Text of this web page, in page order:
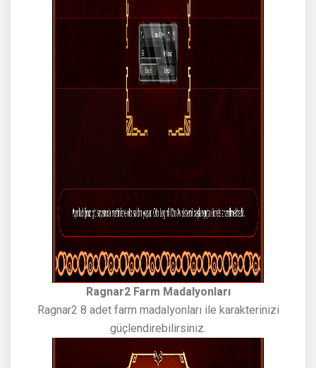
Ragnar2 Farm Madalyonları
Ragnar2 8 adet farm madalyonları ile karakterinizi
güçlendirebilirsiniz.